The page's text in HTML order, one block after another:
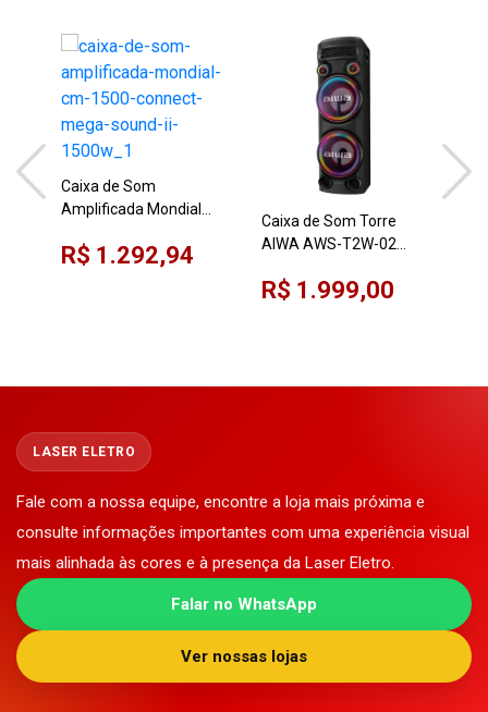
Caixa de Som
Amplificada Mondial
Mega Sound II 1500W
R$ 1.292,94
Caixa de Som Torre
AIWA AWS-T2W-02
USB RGB Bivolt
R$ 1.999,00
LASER ELETRO
Fale com a nossa equipe, encontre a loja mais próxima e
consulte informações importantes com uma experiência visual
mais alinhada às cores e à presença da Laser Eletro.
Falar no WhatsApp
Ver nossas lojas